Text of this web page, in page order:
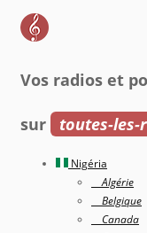
Vos radios et
sur toutes-
Nigéria
Algérie
Belgique
Canada